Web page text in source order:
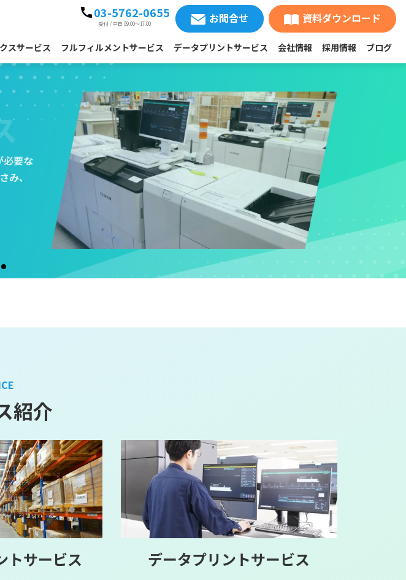
スサービス フルフィルメントサービス データプリントサービス 会社情報 採用情報 ブログ
03-5762-0655
受付 / 平日 09:00〜17:00 お問合せ 資料ダウンロード
必要な
み、
必要な
み、
紹介
トサービス データプリントサービス